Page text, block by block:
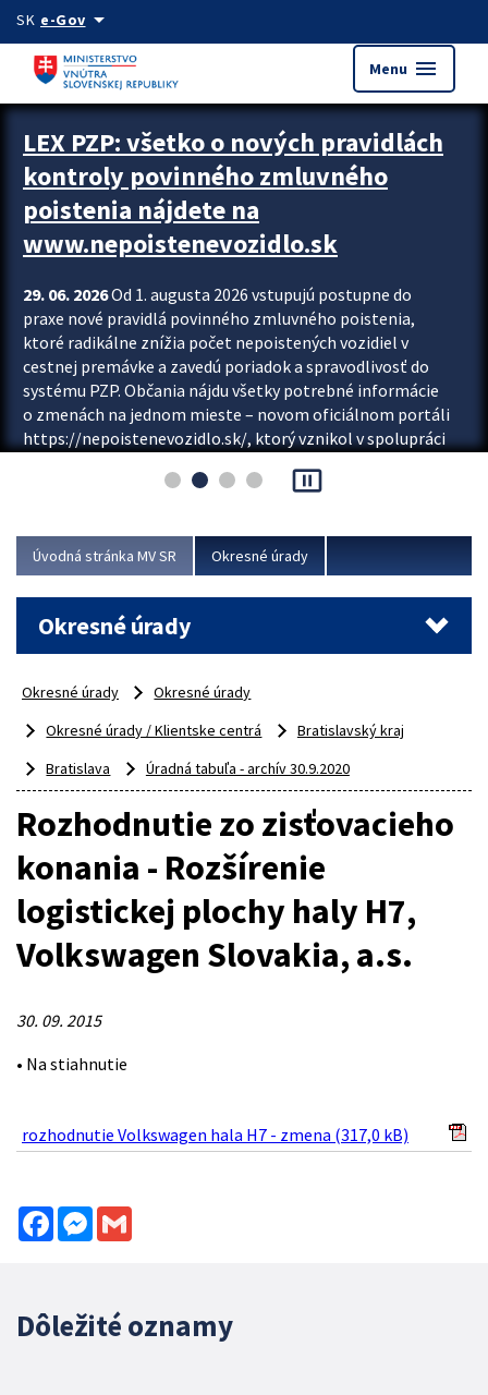
Preskocit na hlavný obsah
SK e-Govarrow_drop_down
Menu menu
Zastavit automatický posun upútavok
LEX PZP: všetko o nových pravidlách
kontroly povinného zmluvného
poistenia nájdete na
www.nepoistenevozidlo.sk
29. 06. 2026Od 1. augusta 2026 vstupujú postupne do
praxe nové pravidlá povinného zmluvného poistenia,
ktoré radikálne znížia počet nepoistených vozidiel v
cestnej premávke a zavedú poriadok a spravodlivosť do
systému PZP. Občania nájdu všetky potrebné informácie
o zmenách na jednom mieste – novom oficiálnom portáli
https://nepoistenevozidlo.sk/, ktorý vznikol v spolupráci
asociácie poisťovní (SLASPO) a Ministerstva vnútra SR.
Viac
pause_presentation
Úvodná stránka MV SR Okresné úrady
Okresné úrady
Okresné úrady
Okresné úrady
Okresné úrady / Klientske centrá
Bratislavský kraj
Bratislava
Úradná tabuľa - archív 30.9.2020
Rozhodnutie zo zisťovacieho
konania - Rozšírenie
logistickej plochy haly H7,
Volkswagen Slovakia, a.s.
30. 09. 2015
• Na stiahnutie
rozhodnutie Volkswagen hala H7 - zmena (317,0 kB)
FacebookMessenger
Dôležité oznamy